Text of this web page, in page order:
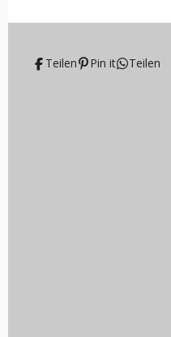
Teilen Pin it Teilen